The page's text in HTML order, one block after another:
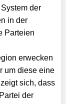
der
in der
Parteien
erwecken
um diese eine
sich, dass
der